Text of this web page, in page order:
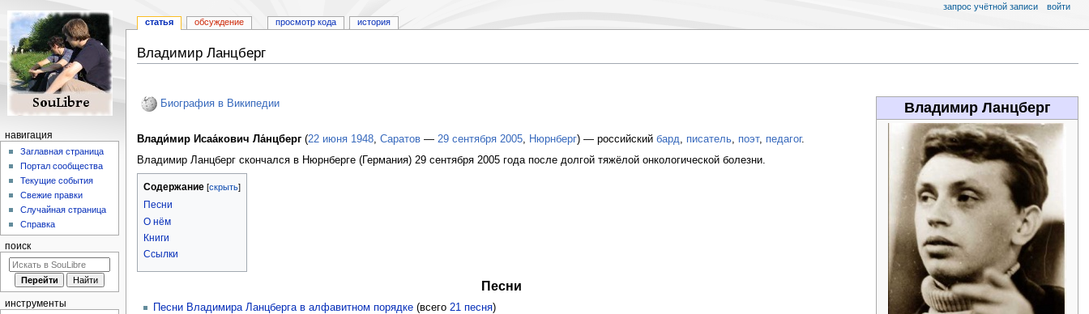
Владимир Ланцберг
навигации
поиску
Владимир Ланцберг
Биография в Википедии
Влади́мир Исаа́кович Ла́нцберг(22 июня 1948, Саратов— 29 сентября 2005, Нюрнберг) — российский бард, писатель, поэт, педагог.
Владимир Ланцберг скончался в Нюрнберге (Германия) 29 сентября 2005 года после долгой тяжёлой онкологической болезни.
Содержание
Песни
О нём
Книги
Ссылки
Песни
Песни Владимира Ланцберга в алфавитном порядке(всего 21 песня)
статья обсуждение просмотр кода история
запрос учётной записи войти
навигация
Заглавная страница
Портал сообщества
Текущие события
Свежие правки
Случайная страница
Справка
поиск
инструменты